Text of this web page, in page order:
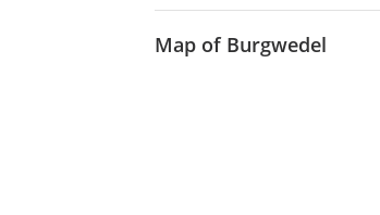
Map of Burgwedel